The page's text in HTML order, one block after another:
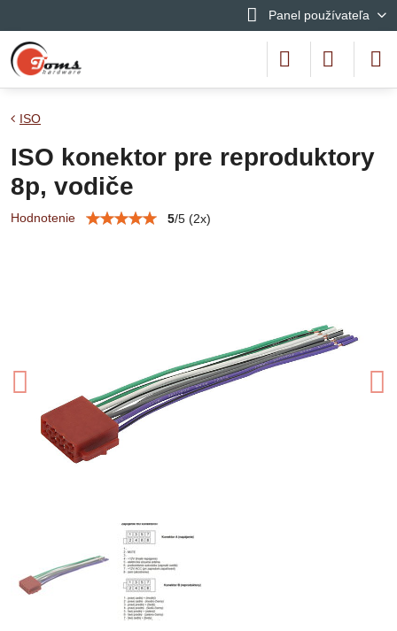
Panel používateľa
ISO
ISO konektor pre reproduktory
8p, vodiče
Hodnotenie 5/5 (2x)